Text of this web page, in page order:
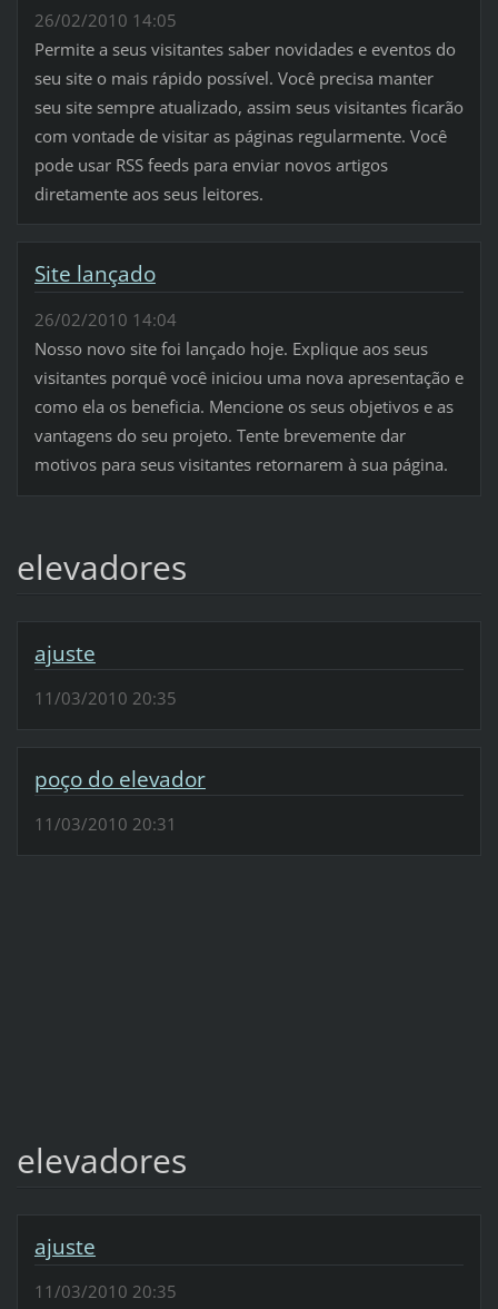
26/02/2010 14:05
Permite a seus visitantes saber novidades e eventos do
seu site o mais rápido possível. Você precisa manter
seu site sempre atualizado, assim seus visitantes ficarão
com vontade de visitar as páginas regularmente. Você
pode usar RSS feeds para enviar novos artigos
diretamente aos seus leitores.
Site lançado
26/02/2010 14:04
Nosso novo site foi lançado hoje. Explique aos seus
visitantes porquê você iniciou uma nova apresentação e
como ela os beneficia. Mencione os seus objetivos e as
vantagens do seu projeto. Tente brevemente dar
motivos para seus visitantes retornarem à sua página.
elevadores
ajuste
11/03/2010 20:35
poço do elevador
11/03/2010 20:31
elevadores
ajuste
11/03/2010 20:35